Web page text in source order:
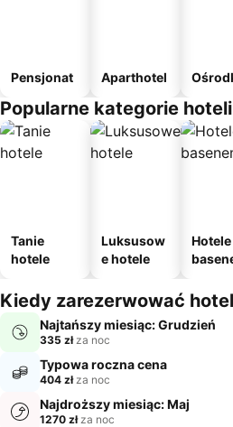
Pensjonat Aparthotel
Popularne kategorie
Tanie
hotele
Luksusow
e hotele
Kiedy zarezerwować
Najtańszy miesiąc: Grudzień
335 złza noc
Typowa roczna cena
404 złza noc
Najdroższy miesiąc: Maj
1270 złza noc